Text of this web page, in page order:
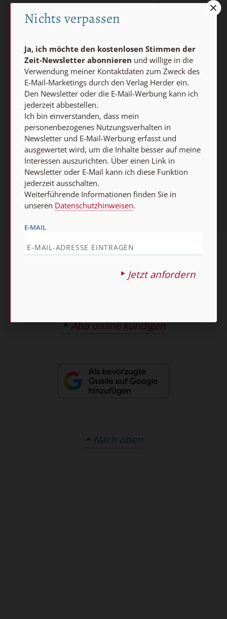
Mail-Werbung kann ich jederzeit abbestellen.
Ich bin einverstanden, dass mein personenbezogenes
meine Interessen auszurichten. Über einen Link in
Newsletter oder E-Mail kann ich diese Funktion jederzeit
ausschalten.
Weiterführende Informationen finden Sie in unseren
Datenschutzhinweisen.
E-MAIL
Jetzt anmelden
AGB und Widerrufsbelehrung Datenschutz
Impressum
Abo online kündigen
Nach oben
Nichts verpassen
Ja, ich möchte den kostenlosen Stimmen der
Zeit-Newsletter abonnieren und willige in die
Verwendung meiner Kontaktdaten zum Zweck des
E-Mail-Marketings durch den Verlag Herder ein.
Den Newsletter oder die E-Mail-Werbung kann ich
jederzeit abbestellen.
Ich bin einverstanden, dass mein
personenbezogenes Nutzungsverhalten in
Newsletter und E-Mail-Werbung erfasst und
ausgewertet wird, um die Inhalte besser auf meine
Interessen auszurichten. Über einen Link in
Newsletter oder E-Mail kann ich diese Funktion
jederzeit ausschalten.
Weiterführende Informationen finden Sie in
unseren Datenschutzhinweisen.
E-MAIL
Jetzt anfordern